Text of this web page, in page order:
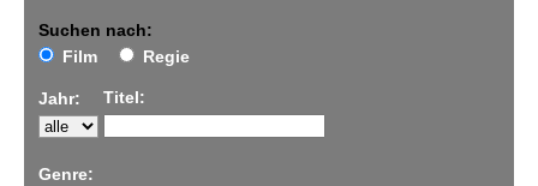
Suchen nach:
Film
Regie
Jahr: Titel:
Genre: